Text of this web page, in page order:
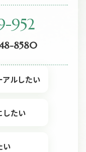
952
8580
ルしたい
したい
い